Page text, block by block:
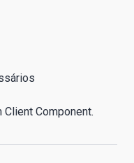
Client Component.